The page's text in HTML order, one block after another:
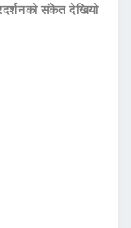
संकेत देखियो